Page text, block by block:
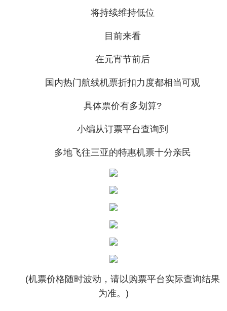
将持续维持低位
目前来看
在元宵节前后
国内热门航线机票折扣力度都相当可观
具体票价有多划算?
小编从订票平台查询到
多地飞往三亚的特惠机票十分亲民
(机票价格随时波动，请以购票平台实际查询结果
为准。)